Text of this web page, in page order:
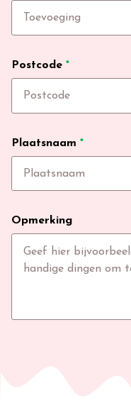
Postcode *
Plaatsnaam *
Opmerking